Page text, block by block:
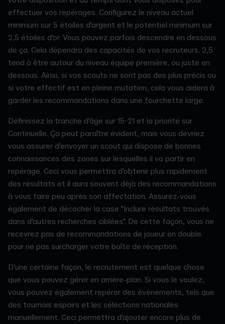
effectuer vos repérages. Configurez le niveau actuel
minimum sur 5 étoiles d'argent et le potentiel minimum sur
2,5 étoiles d'or. Vous pouvez parfois descendre en dessous
de ça. Cela dépendra des capacités de vos recruteurs. 2,5
tend à être autour du niveau équipe première, ou juste en
dessous. Ainsi, si vos scouts ne sont pas des plus précis ou
si votre effectif est en pleine mutation, cela vous aidera à
garder les recommandations dans une fourchette large.
Définissez la tranche d'âge sur 15-21 et la priorité sur
Continuelle. Ça peut paraître évident, mais vous devriez
vous assurer d'envoyer un scout qui dispose de bonnes
connaissances des zones sur lesquelles il va partir en
repérage. Ceci vous permettra d'obtenir plus rapidement
des résultats et il aura souvent déjà des recommandations
à vous faire peu après son affectation. Assurez-vous
également de décocher la case "Inclure résultats trouvés
dans d'autres recherches ciblées". De cette façon, vous ne
recevrez pas de recommandations de joueur en double
pour ne pas surcharger votre boîte de réception.
D'une certaine façon, le recrutement est quelque chose
que vous pouvez gérer en arrière-plan. Si vous le voulez,
vous pouvez également repérer des événements, tels que
des tournois espoirs et les sélections nationales
manuellement. Ceci permettra d'ajouter encore plus de